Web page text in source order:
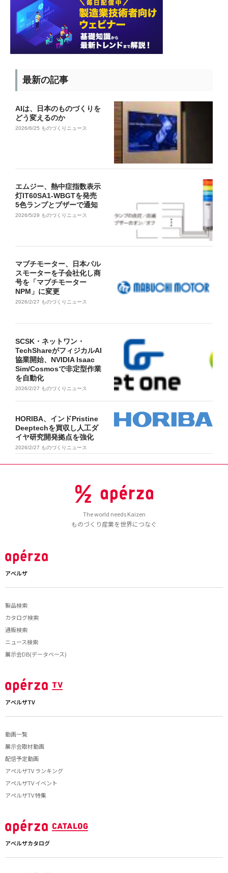
最新の記事
AIは、日本のものづくりを
どう変えるのか
2026/6/25 ものづくりニュース
エムジー、熱中症指数表示
灯IT60SA1-WBGTを発売
5色ランプとブザーで通知
2026/5/29 ものづくりニュース
マブチモーター、日本パル
スモーターを子会社化し商
号を「マブチモーター
NPM」に変更
2026/2/27 ものづくりニュース
SCSK・ネットワン・
TechShareがフィジカルAI
協業開始、NVIDIA Isaac
Sim/Cosmosで非定型作業
を自動化
2026/2/27 ものづくりニュース
HORIBA、インドPristine
Deeptechを買収し人工ダ
イヤ研究開発拠点を強化
2026/2/27 ものづくりニュース
The world needs Kaizen
ものづくり産業を世界につなぐ
アペルザ
製品検索
カタログ検索
通販検索
ニュース検索
展示会DB(データベース)
アペルザTV
動画一覧
展示会取材動画
配信予定動画
アペルザTV ランキング
アペルザTV イベント
アペルザTV 特集
アペルザカタログ